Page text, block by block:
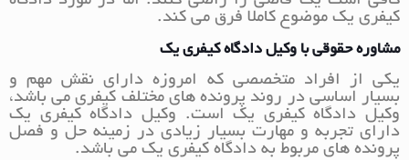
کیفری یک موضوع کاملا فرق می کند.
مشاوره حقوقی با وکیل دادگاه کیفری یک
یکی از افراد متخصصی که امروزه دارای نقش مهم و
بسیار اساسی در روند پرونده های مختلف کیفری می باشد،
وکیل دادگاه کیفری یک است. وکیل دادگاه کیفری یک
دارای تجربه و مهارت بسیار زیادی در زمینه حل و فصل
پرونده های مربوط به دادگاه کیفری یک می باشد.